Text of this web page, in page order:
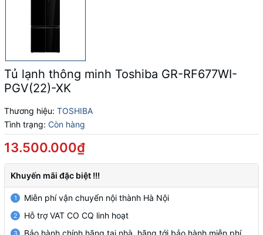
Tủ lạnh thông minh Toshiba GR-RF677WI-
PGV(22)-XK
Thương hiệu: TOSHIBA
Tình trạng: Còn hàng
13.500.000₫
Khuyến mãi đặc biệt !!!
1 Miễn phí vận chuyển nội thành Hà Nội
2 Hỗ trợ VAT CO CQ linh hoạt
3 Bảo hành chính hãng tại nhà, hãng tới bảo hành miễn phí